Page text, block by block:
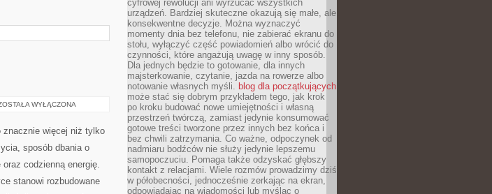
WYŁĄCZONA
więcej niż tylko
sposób dbania o
codzienną energię.
stanowi rozbudowane
cyfrowej rewolucji ani wyrzucać wszystkich
urządzeń. Bardziej skuteczne okazują się małe, ale
konsekwentne decyzje. Można wyznaczyć
momenty dnia bez telefonu, nie zabierać ekranu do
stołu, wyłączyć część powiadomień albo wrócić do
czynności, które angażują uwagę w inny sposób.
Dla jednych będzie to gotowanie, dla innych
majsterkowanie, czytanie, jazda na rowerze albo
notowanie własnych myśli. blog dla początkujących
może stać się dobrym przykładem tego, jak krok
po kroku budować nowe umiejętności i własną
przestrzeń twórczą, zamiast jedynie konsumować
gotowe treści tworzone przez innych bez końca i
bez chwili zatrzymania. Co ważne, odpoczynek od
nadmiaru bodźców nie służy jedynie lepszemu
samopoczuciu. Pomaga także odzyskać głębszy
kontakt z relacjami. Wiele rozmów prowadzimy dziś
w półobecności, jednocześnie zerkając na ekran,
odpowiadając na wiadomości lub myśląc o